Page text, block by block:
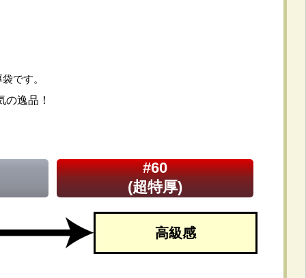
です。
逸品！
#60
(超特厚)
高級感